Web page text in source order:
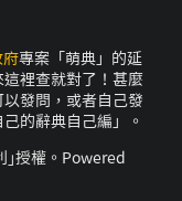
專案「萌典」的延
裡查就對了！甚麼
發問，或者自己發
的辭典自己編」。
｣授權。Powered